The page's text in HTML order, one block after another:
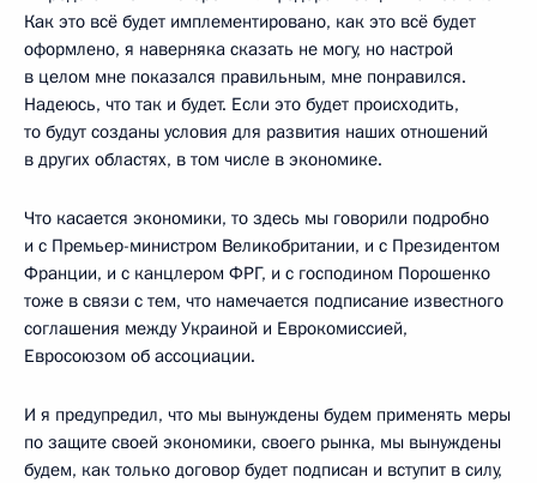
Как это всё будет имплементировано, как это всё будет
оформлено, я наверняка сказать не могу, но настрой
в целом мне показался правильным, мне понравился.
Надеюсь, что так и будет. Если это будет происходить,
то будут созданы условия для развития наших отношений
в других областях, в том числе в экономике.
Что касается экономики, то здесь мы говорили подробно
и с Премьер-министром Великобритании, и с Президентом
Франции, и с канцлером ФРГ, и с господином Порошенко
тоже в связи с тем, что намечается подписание известного
соглашения между Украиной и Еврокомиссией,
Евросоюзом об ассоциации.
И я предупредил, что мы вынуждены будем применять меры
по защите своей экономики, своего рынка, мы вынуждены
будем, как только договор будет подписан и вступит в силу,